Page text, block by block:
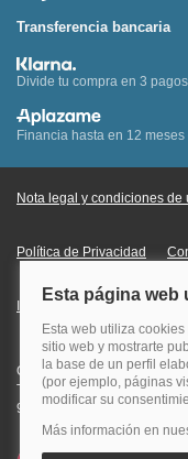
Transferencia bancaria
Divide tu compra en 3
Financia hasta en 12
Nota legal y condiciones
Política de Privacidad
Información Legal sobre
Quehoteles.com -
Todos los derechos
915759999